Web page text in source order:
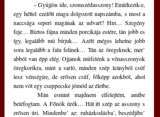
	– Gyüjjön ide, szomszédasszony! Emlékezik-e,
egy héttel ezelőtt maga dolgozott napszámba, s most a
naccsága seperi magának az udvart? Hm… Szegény
feje… Biztos fájna minden porcikája estére, tán jobb es
így, legalább mü bírjuk… Azétt méges lehetne jobb
sora legalább a falu felinek… Tán az öregeknek, mer’
abból van épp elég. Ojjanok müfelénk a vénasszonyok
öregkorikra, mint a sarló, minden szép leányból csúf
lesz vénségire, de erősen csúf, főképp azokból, ahol
nem vót egy cseppecske jómód az életbe.
beléfogtam. A Főnök úrék… Hát itt szép az asszony s
erősen úri. Mindenbe’ az: ruházkodásba’, beszédjibe’